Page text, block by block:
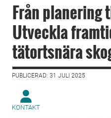
Från planering
Utveckla
tätortsnära
PUBLICERAD: 31 JULI 2025
KONTAKT